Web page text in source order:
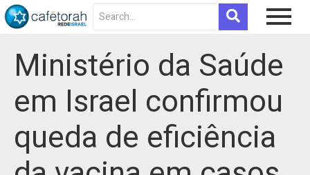
Ministério da Saúde
em Israel confirmou
queda de eficiência